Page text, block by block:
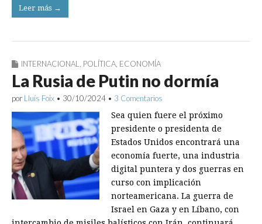
Leer más →
INTERNACIONAL POLÍTICA ECONOMÍA
La Rusia de Putin no dormía
por Lluís Foix • 30/10/2024 • 3 Comentarios
Sea quien fuere el próximo
presidente o presidenta de
Estados Unidos encontrará una
economía fuerte, una industria
digital puntera y dos guerras en
curso con implicación
norteamericana. La guerra de
Israel en Gaza y en Líbano, con